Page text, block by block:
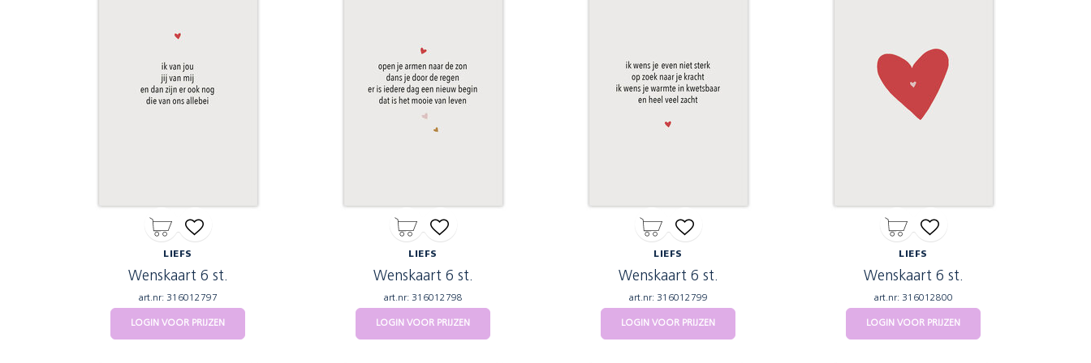
LIEFS
Wenskaart 6 st.
art.nr: 316012797
LOGIN VOOR PRIJZEN
LIEFS
Wenskaart 6 st.
art.nr: 316012798
LOGIN VOOR PRIJZEN
LIEFS
Wenskaart 6 st.
art.nr: 316012799
LOGIN VOOR PRIJZEN
LIEFS
Wenskaart 6 st.
art.nr: 316012800
LOGIN VOOR PRIJZEN